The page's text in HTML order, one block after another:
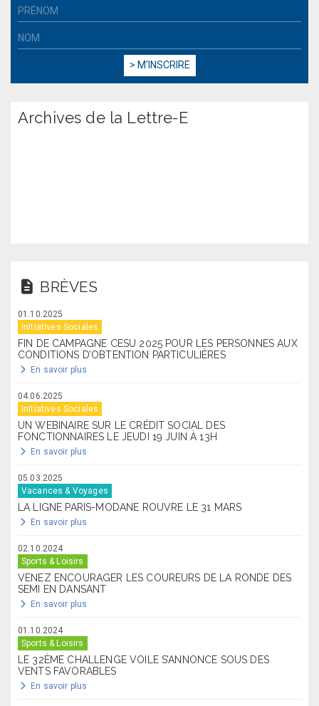
Archives de la Lettre-E
BRÈVES
01.10.2025
Initiatives Sociales
FIN DE CAMPAGNE CESU 2025 POUR LES PERSONNES AUX
CONDITIONS D’OBTENTION PARTICULIÈRES
En savoir plus
04.06.2025
Initiatives Sociales
UN WEBINAIRE SUR LE CRÉDIT SOCIAL DES
FONCTIONNAIRES LE JEUDI 19 JUIN À 13H
En savoir plus
05.03.2025
Vacances & Voyages
LA LIGNE PARIS-MODANE ROUVRE LE 31 MARS
En savoir plus
02.10.2024
Sports & Loisirs
VENEZ ENCOURAGER LES COUREURS DE LA RONDE DES
SEMI EN DANSANT
En savoir plus
01.10.2024
Sports & Loisirs
LE 32ÈME CHALLENGE VOILE S’ANNONCE SOUS DES
VENTS FAVORABLES
En savoir plus